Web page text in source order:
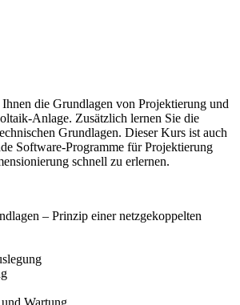
die Grundlagen von Projektierung und
Anlage. Zusätzlich lernen Sie die
Grundlagen. Dieser Kurs ist auch
Software-Programme für Projektierung
schnell zu erlernen.
– Prinzip einer netzgekoppelten